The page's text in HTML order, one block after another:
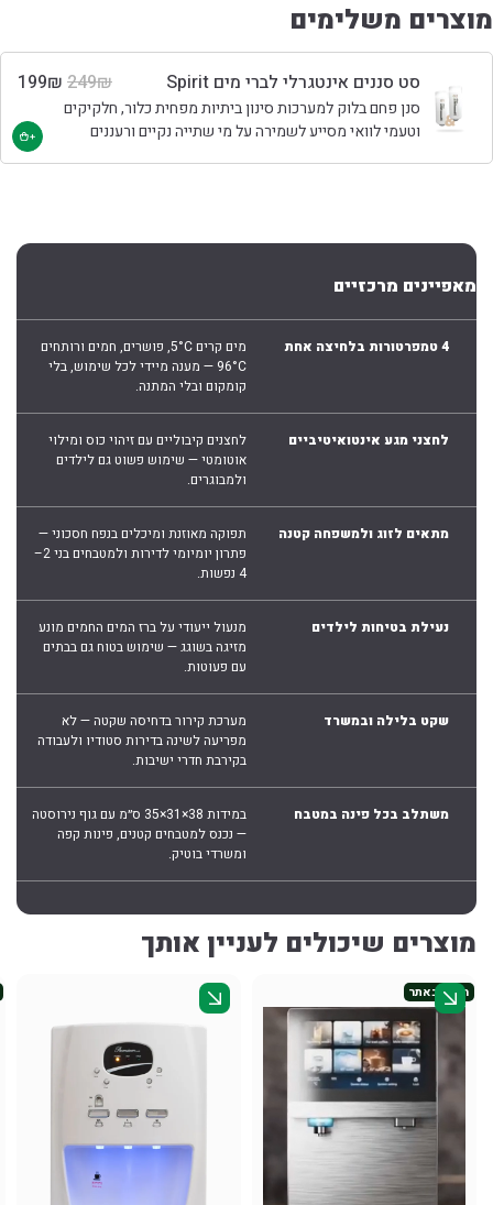
מוצרים משלימים
סט סננים אינטגרלי לברי מים Spirit
סנן פחם בלוק למערכות סינון ביתיות מפחית כלור, חלקיקים
וטעמי לוואי מסייע לשמירה על מי שתייה נקיים ורעננים
₪
249
₪
199
מאפיינים מרכזיים
4 טמפרטורות בלחיצה אחת
מים קרים 5°C, פושרים, חמים ורותחים
96°C — מענה מיידי לכל שימוש, בלי
קומקום ובלי המתנה.
לחצני מגע אינטואיטיביים
לחצנים קיבוליים עם זיהוי כוס ומילוי
אוטומטי — שימוש פשוט גם לילדים
ולמבוגרים.
מתאים לזוג ולמשפחה קטנה
תפוקה מאוזנת ומיכלים בנפח חסכוני —
פתרון יומיומי לדירות ולמטבחים בני 2–
4 נפשות.
נעילת בטיחות לילדים
מנעול ייעודי על ברז המים החמים מונע
מזיגה בשוגג — שימוש בטוח גם בבתים
עם פעוטות.
שקט בלילה ובמשרד
מערכת קירור בדחיסה שקטה — לא
מפריעה לשינה בדירות סטודיו ולעבודה
בקירבת חדרי ישיבות.
משתלב בכל פינה במטבח
במידות 38×31×35 ס״מ עם גוף נירוסטה
— נכנס למטבחים קטנים, פינות קפה
ומשרדי בוטיק.
מוצרים שיכולים לעניין אותך
חדש באתר